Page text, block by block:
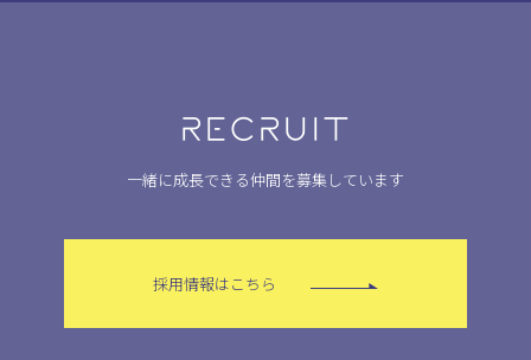
RECRUIT
一緒に成長できる仲間を募集しています
採用情報はこちら